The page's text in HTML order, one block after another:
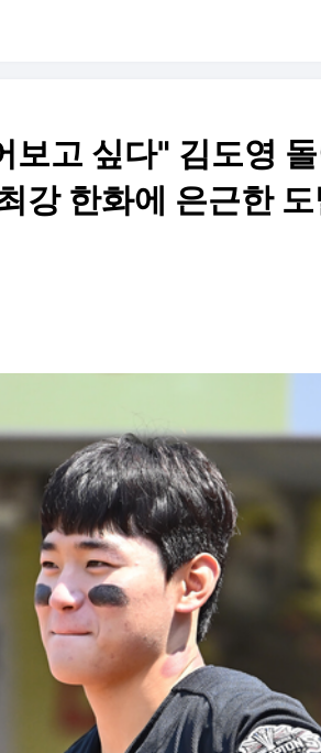
보고 싶다" 김도영
강 한화에 은근한